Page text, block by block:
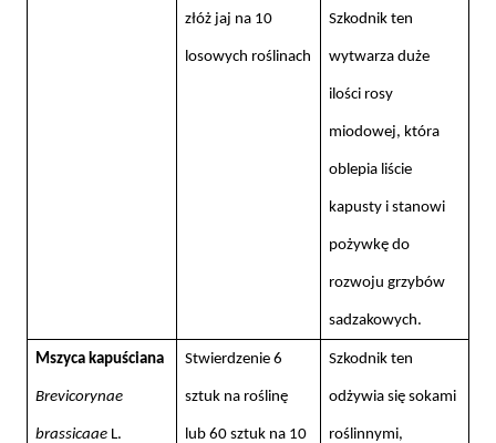
złóż jaj na 10
losowych roślinach
Szkodnik ten
wytwarza duże
ilości rosy
miodowej, która
oblepia liście
kapusty i stanowi
pożywkę do
rozwoju grzybów
sadzakowych.
Mszyca kapuściana
Brevicorynae
brassicaae L.
Stwierdzenie 6
sztuk na roślinę
lub 60 sztuk na 10
Szkodnik ten
odżywia się sokami
roślinnymi,